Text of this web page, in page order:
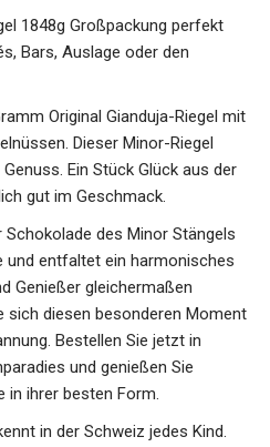
1848g Großpackung perfekt
Bars, Auslage oder den
Original Gianduja-Riegel mit
Dieser Minor-Riegel
Ein Stück Glück aus der
gut im Geschmack.
Schokolade des Minor Stängels
und entfaltet ein harmonisches
Genießer gleichermaßen
sich diesen besonderen Moment
Bestellen Sie jetzt in
und genießen Sie
in ihrer besten Form.
in der Schweiz jedes Kind.